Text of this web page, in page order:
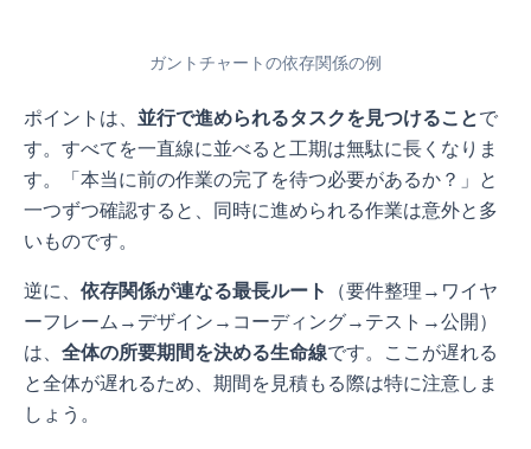
ガントチャートの依存関係の例
ポイントは、 並行で進められるタスクを見つけることで
す。すべてを一直線に並べると工期は無駄に長くなりま
す。「本当に前の作業の完了を待つ必要があるか？」と
一つずつ確認すると、同時に進められる作業は意外と多
いものです。
逆に、 依存関係が連なる最長ルート
（要件整理→ワイヤ
ーフレーム→デザイン→コーディング→テスト→公開）
は、 全体の所要期間を決める生命線です。ここが遅れる
と全体が遅れるため、期間を見積もる際は特に注意しま
しょう。